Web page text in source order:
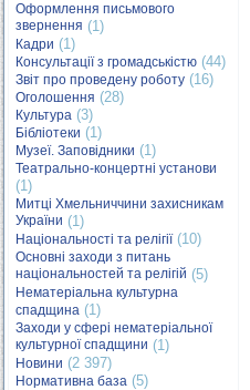
Оформлення письмового
звернення (1)
Кадри (1)
Консультації з громадськістю (44)
Звіт про проведену роботу (16)
Оголошення (28)
Культура (3)
Бібліотеки (1)
Музеї. Заповідники (1)
Театрально-концертні установи
(1)
Митці Хмельниччини захисникам
України (1)
Національності та релігії(10)
Основні заходи з питань
національностей та релігій (5)
Нематеріальна культурна
спадщина (1)
Заходи у сфері нематеріальної
культурної спадщини (1)
Новини (2 397)
Нормативна база (5)